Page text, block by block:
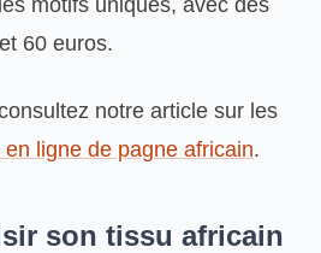
motifs uniques, avec des
60 euros.
notre article sur les
ligne de pagne africain.
son tissu africain